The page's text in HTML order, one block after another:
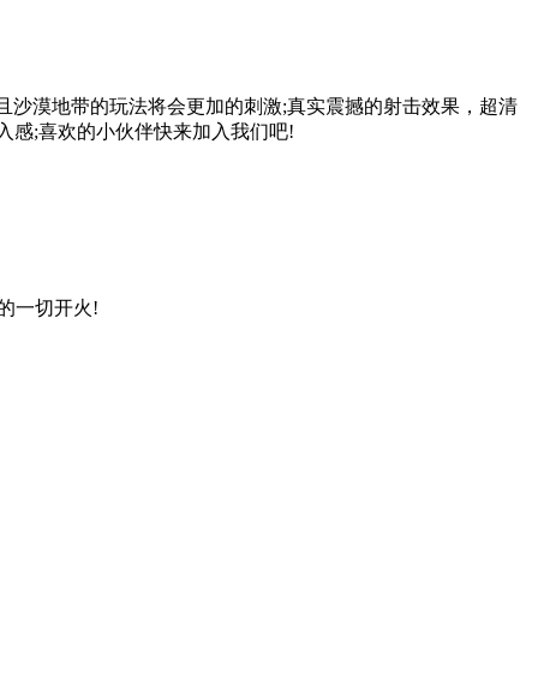
漠地带的玩法将会更加的刺激;真实震撼的射击效果，超清
感;喜欢的小伙伴快来加入我们吧!
一切开火!